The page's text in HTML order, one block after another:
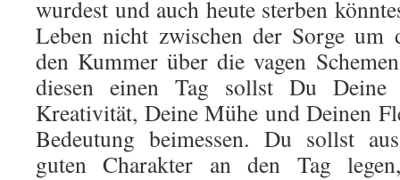
wurdest und auch heute sterben
Leben nicht zwischen der Sorge um
den Kummer über die vagen
diesen einen Tag sollst Du Deine
Kreativität, Deine Mühe und Deinen
Bedeutung beimessen. Du sollst
guten Charakter an den Tag